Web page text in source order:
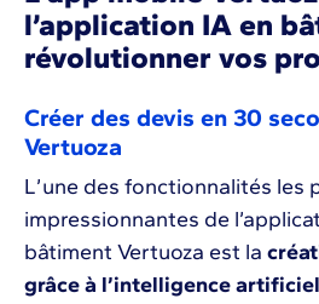
l’application IA en
révolutionner vos
Créer des devis en 30
Vertuoza
L’une des fonctionnalités les
impressionnantes de
bâtiment Vertuoza est la
grâce à l’intelligence